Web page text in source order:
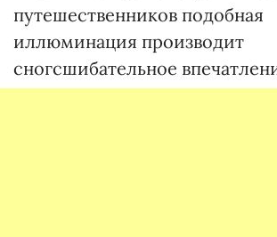
путешественников подобная
иллюминация производит
сногсшибательное